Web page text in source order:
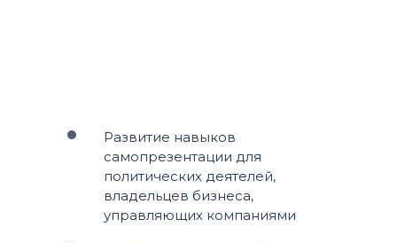
Развитие навыков
самопрезентации для
политических деятелей,
владельцев бизнеса,
управляющих компаниями